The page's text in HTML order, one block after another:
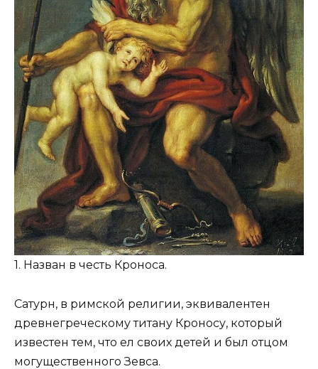
1. Назван в честь Кроноса.
Сатурн, в римской религии, эквивалентен
древнегреческому титану Кроносу, который
известен тем, что ел своих детей и был отцом
могущественного Зевса.